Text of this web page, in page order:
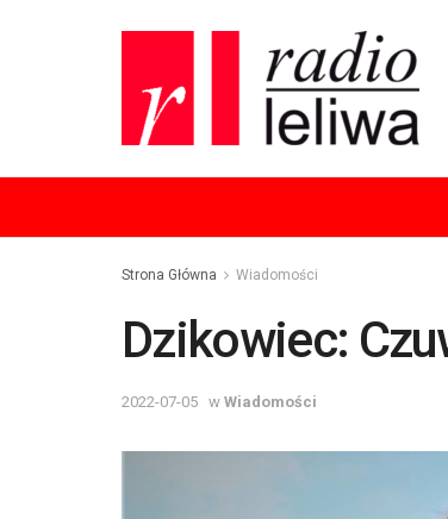
Strona Główna Wiadomości
Dzikowiec:
2022-07-05 w Wiadomości